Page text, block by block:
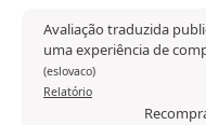
Avaliação traduzida
uma experiência de
(eslovaco)
Relatório